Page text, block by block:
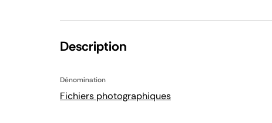
Description
Dénomination
Fichiers photographiques